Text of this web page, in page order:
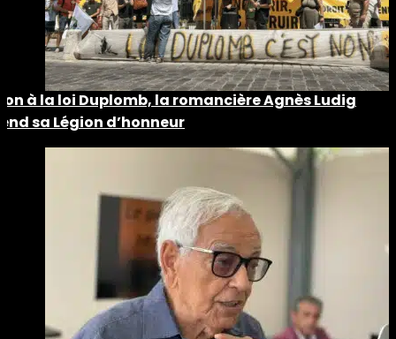
à la loi Duplomb, la romancière Agnès Ludig
sa Légion d’honneur